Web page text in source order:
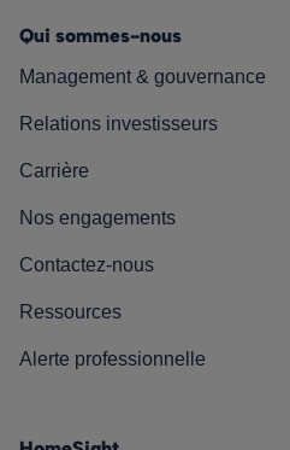
Qui sommes-nous
Management & gouvernance
Relations investisseurs
Carrière
Nos engagements
Contactez-nous
Ressources
Alerte professionnelle